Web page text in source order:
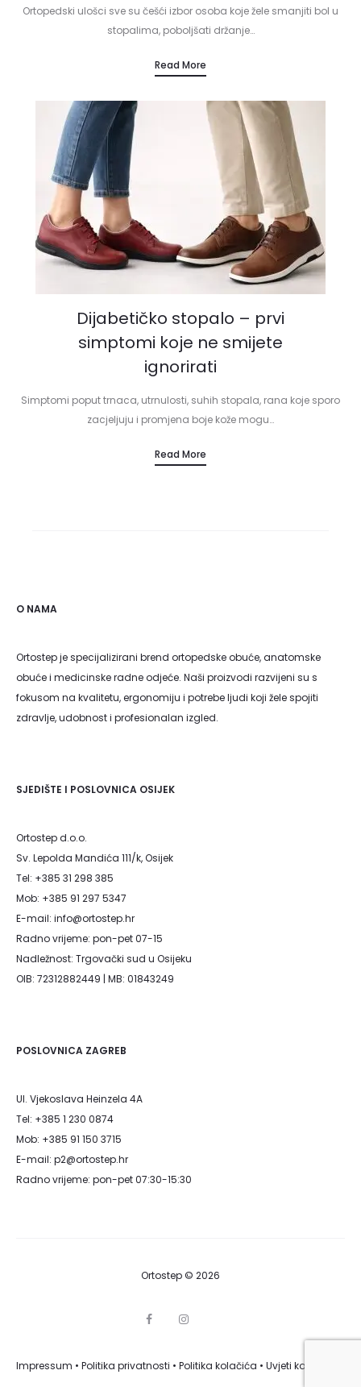
Ortopedski ulošci sve su češći izbor osoba koje žele smanjiti bol u
stopalima, poboljšati držanje…
Read More
Dijabetičko stopalo – prvi
simptomi koje ne smijete
ignorirati
Simptomi poput trnaca, utrnulosti, suhih stopala, rana koje sporo
zacjeljuju i promjena boje kože mogu…
Read More
O NAMA
Ortostep je specijalizirani brend ortopedske obuće, anatomske
obuće i medicinske radne odjeće. Naši proizvodi razvijeni su s
fokusom na kvalitetu, ergonomiju i potrebe ljudi koji žele spojiti
zdravlje, udobnost i profesionalan izgled.
SJEDIŠTE I POSLOVNICA OSIJEK
Ortostep d.o.o.
Sv. Lepolda Mandića 111/k, Osijek
Tel: +385 31 298 385
Mob: +385 91 297 5347
E-mail: info@ortostep.hr
Radno vrijeme: pon-pet 07-15
Nadležnost: Trgovački sud u Osijeku
OIB: 72312882449 | MB: 01843249
POSLOVNICA ZAGREB
Ul. Vjekoslava Heinzela 4A
Tel: +385 1 230 0874
Mob: +385 91 150 3715
E-mail: p2@ortostep.hr
Radno vrijeme: pon-pet 07:30-15:30
Ortostep © 2026
b
a
g
Impressum • Politika privatnosti • Politika kolačića • Uvjeti korištenja